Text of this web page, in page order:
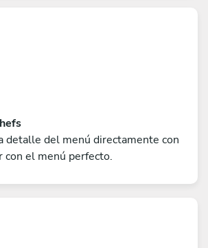
detalle del menú directamente con
con el menú perfecto.